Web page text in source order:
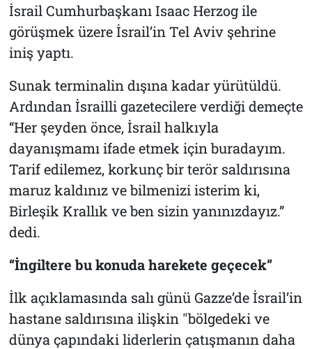
İsrail Cumhurbaşkanı Isaac Herzog ile
görüşmek üzere İsrail’in Tel Aviv şehrine
iniş yaptı.
Sunak terminalin dışına kadar yürütüldü.
Ardından İsrailli gazetecilere verdiği demeçte
“Her şeyden önce, İsrail halkıyla
dayanışmamı ifade etmek için buradayım.
Tarif edilemez, korkunç bir terör saldırısına
maruz kaldınız ve bilmenizi isterim ki,
Birleşik Krallık ve ben sizin yanınızdayız.”
dedi.
“İngiltere bu konuda harekete geçecek”
İlk açıklamasında salı günü Gazze’de İsrail’in
hastane saldırısına ilişkin "bölgedeki ve
dünya çapındaki liderlerin çatışmanın daha